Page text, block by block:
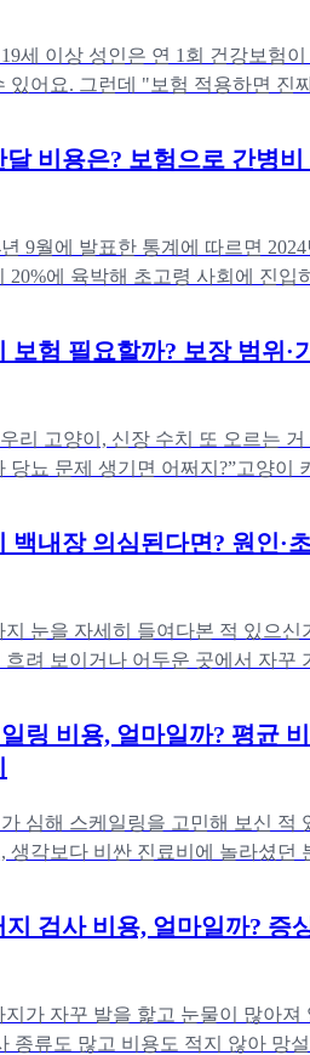
세 이상 성인은 연 1회 건강보험
있어요. 그런데 "보험 적용하면 진
달 비용은? 보험으로 간병
9월에 발표한 통계에 따르면
20%에 육박해 초고령 사회에 진입
보험 필요할까? 보장 범위·
리 고양이, 신장 수치 또 오르는 거
당뇨 문제 생기면 어쩌지?”고양이
백내장 의심된다면? 원인·
지 눈을 자세히 들여다본 적 있으신
흐려 보이거나 어두운 곳에서 자꾸
링 비용, 얼마일까? 평균
심해 스케일링을 고민해 보신 적
생각보다 비싼 진료비에 놀라셨던
검사 비용, 얼마일까? 증
지가 자꾸 발을 핥고 눈물이 많아져
종류도 많고 비용도 적지 않아 망